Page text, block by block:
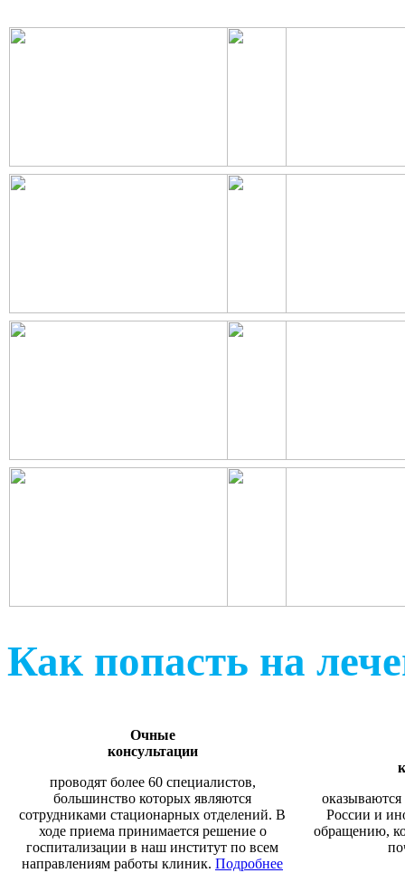
Как попасть на
Очные
консультации
проводят более 60 специалистов,
большинство которых являются
сотрудниками стационарных отделений. В
ходе приема принимается решение о
госпитализации в наш институт по всем
направлениям работы клиник. Подробнее
России и
обращению,